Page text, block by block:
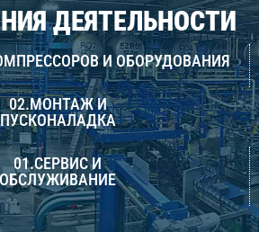
ДЕЯТЕЛЬНОСТИ
И ОБОРУДОВАНИЯ
02.МОНТАЖ И
ПУСКОНАЛАДКА
01.СЕРВИС И
ОБСЛУЖИВАНИЕ